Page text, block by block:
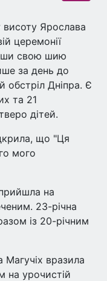
висоту Ярослава
церемонії
свою шию
за день до
обстріл Дніпра. Є
та 21
дітей.
що "Ця
мого
на
23-річна
із 20-річним
вразила
на урочистій